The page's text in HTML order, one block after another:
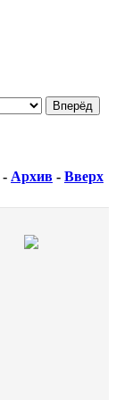
- Архив - Вверх